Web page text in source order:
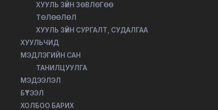
ХУУЛЬ ЗҮЙН ЗӨВЛӨГӨӨ
ТӨЛӨӨЛӨЛ
ХУУЛЬ ЗҮЙН СУРГАЛТ, СУДАЛГАА
ХУУЛЬЧИД
МЭДЛЭГИЙН САН
ТАНИЛЦУУЛГА
МЭДЭЭЛЭЛ
БҮТЭЭЛ
ХОЛБОО БАРИХ